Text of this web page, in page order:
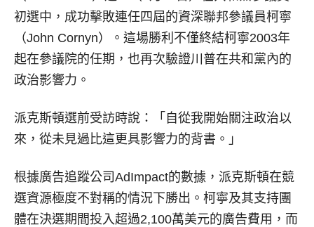
初選中，成功擊敗連任四屆的資深聯邦參議員柯寧
（John Cornyn）。這場勝利不僅終結柯寧2003年
起在參議院的任期，也再次驗證川普在共和黨內的
政治影響力。
派克斯頓選前受訪時說：「自從我開始關注政治以
來，從未見過比這更具影響力的背書。」
根據廣告追蹤公司AdImpact的數據，派克斯頓在競
選資源極度不對稱的情況下勝出。柯寧及其支持團
體在決選期間投入超過2,100萬美元的廣告費用，而